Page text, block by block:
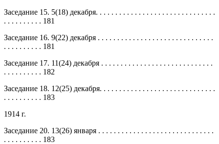
Заседание 15. 5(18) декабря. . . . . . . . . . . . . . . . . . . . . . . . . . . . . . .
. . . . . . . . . . 181
Заседание 16. 9(22) декабря . . . . . . . . . . . . . . . . . . . . . . . . . . . . . .
. . . . . . . . . . 181
Заседание 17. 11(24) декабря . . . . . . . . . . . . . . . . . . . . . . . . . . . . .
. . . . . . . . . . 182
Заседание 18. 12(25) декабря. . . . . . . . . . . . . . . . . . . . . . . . . . . . . .
. . . . . . . . . . 183
1914 г.
Заседание 20. 13(26) января . . . . . . . . . . . . . . . . . . . . . . . . . . . . . .
. . . . . . . . . . 183